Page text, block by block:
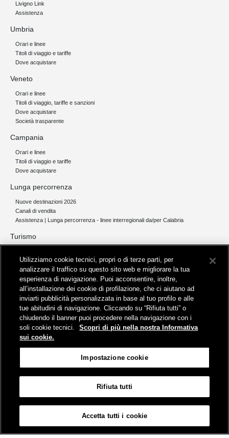
Livigno Link
Assistenza
Umbria
Orari e linee
Titoli di viaggio e tariffe
Dove acquistare
Veneto
Orari e linee
Titoli di viaggio, tariffe e sanzioni
Dove acquistare
Società trasparente
Campania
Orari e linee
Titoli di viaggio e tariffe
Dove acquistare
Lunga percorrenza
Nuove destinazioni 2026
Canali di vendita
Assistenza | Lunga percorrenza - linee interregionali da/per Calabria
Turismo
Servizi per aeroporti
Servizi di noleggio con conducente
Servizio di navigazione sul Lago Trasimeno
News e comunicati stampa
Comunicati stampa
Busitalia – Sita Nord
, Gruppo FS Italiane, è attiva nei servizi di
trasporto locale in Italia ed all'estero, che gestisce direttamente o
attraverso società controllate.
Viale Fratelli Rosselli, 80 - 50123 Firenze
© Gruppo FS Italiane 2019
Protezione dati personali
Partita Iva Busitalia - Sita Nord S.r.l. 06473721006
Utilizziamo cookie tecnici, propri o di terze parti, per
analizzare il traffico su questo sito web e migliorare la tua
esperienza di navigazione. Puoi acconsentire, inoltre,
all’installazione dei cookie di profilazione, che ci aiutano ad
inviarti pubblicità personalizzata in base al tuo profilo e alle
tue abitudini di navigazione. Cliccando su “Rifiuta tutti” o
chiudendo il banner puoi procedere nella navigazione con i
soli cookie tecnici.
Scopri di più nella nostra Informativa
sui cookie.
Impostazione cookie
Rifiuta tutti
Accetta tutti i cookie